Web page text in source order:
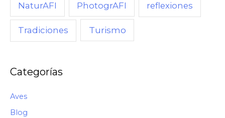
NaturAFI PhotogrAFI reflexiones
Tradiciones Turismo
Categorías
Aves
Blog